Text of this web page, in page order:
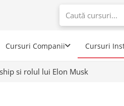
Cursuri Companii Cursuri
si rolul lui Elon Musk